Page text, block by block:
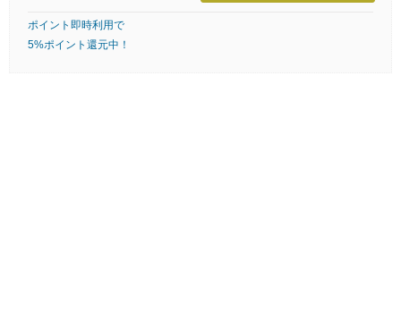
ポイント即時利用で
5%ポイント還元中！